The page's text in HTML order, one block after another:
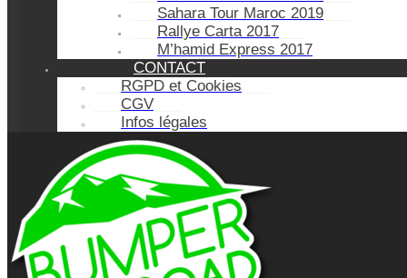
Sahara Tour Maroc 2019
Rallye Carta 2017
M’hamid Express 2017
CONTACT
RGPD et Cookies
CGV
Infos légales